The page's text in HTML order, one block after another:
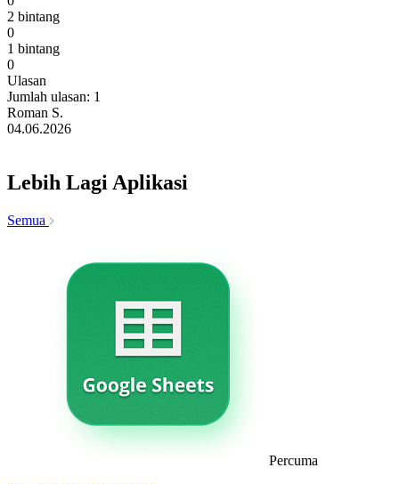
2 bintang
0
1 bintang
0
Ulasan
Jumlah ulasan: 1
Roman S.
04.06.2026
Lebih Lagi Aplikasi
Semua
Percuma